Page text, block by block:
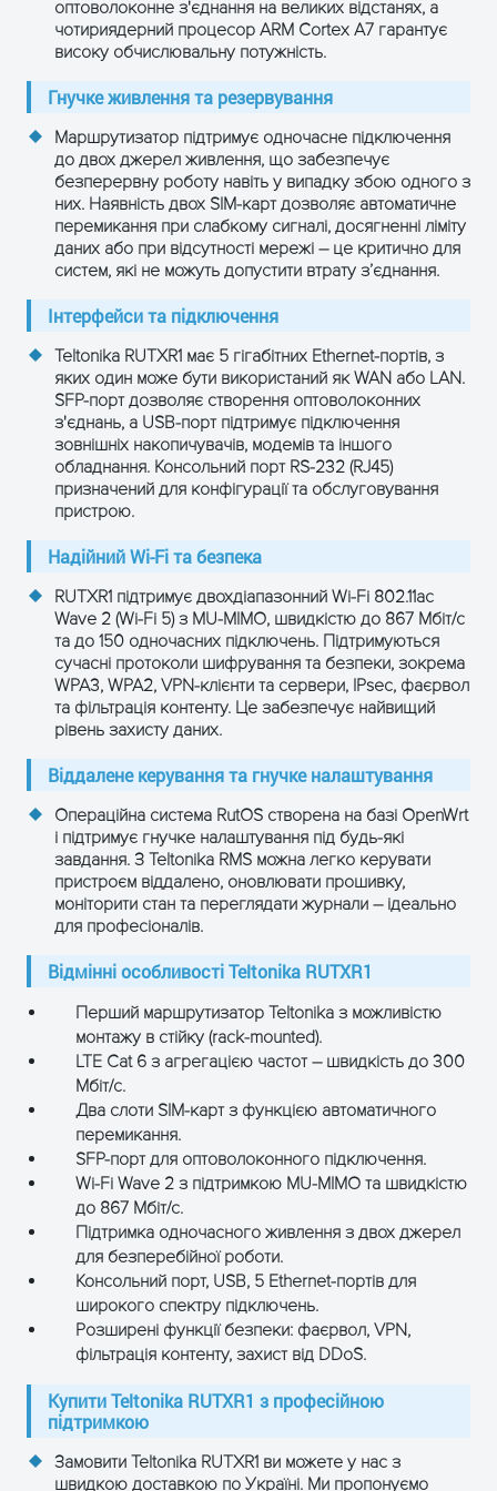
оптоволоконне з'єднання на великих відстанях, а
чотириядерний процесор ARM Cortex A7 гарантує
високу обчислювальну потужність.
Гнучке живлення та резервування
Маршрутизатор підтримує одночасне підключення
до двох джерел живлення, що забезпечує
безперервну роботу навіть у випадку збою одного з
них. Наявність двох SIM-карт дозволяє автоматичне
перемикання при слабкому сигналі, досягненні ліміту
даних або при відсутності мережі – це критично для
систем, які не можуть допустити втрату з’єднання.
Інтерфейси та підключення
Teltonika RUTXR1 має 5 гігабітних Ethernet-портів, з
яких один може бути використаний як WAN або LAN.
SFP-порт дозволяє створення оптоволоконних
з'єднань, а USB-порт підтримує підключення
зовнішніх накопичувачів, модемів та іншого
обладнання. Консольний порт RS-232 (RJ45)
призначений для конфігурації та обслуговування
пристрою.
Надійний Wi-Fi та безпека
RUTXR1 підтримує двохдіапазонний Wi-Fi 802.11ac
Wave 2 (Wi-Fi 5) з MU-MIMO, швидкістю до 867 Мбіт/с
та до 150 одночасних підключень. Підтримуються
сучасні протоколи шифрування та безпеки, зокрема
WPA3, WPA2, VPN-клієнти та сервери, IPsec, фаєрвол
та фільтрація контенту. Це забезпечує найвищий
рівень захисту даних.
Віддалене керування та гнучке налаштування
Операційна система RutOS створена на базі OpenWrt
і підтримує гнучке налаштування під будь-які
завдання. З Teltonika RMS можна легко керувати
пристроєм віддалено, оновлювати прошивку,
моніторити стан та переглядати журнали – ідеально
для професіоналів.
Відмінні особливості Teltonika RUTXR1
Перший маршрутизатор Teltonika з можливістю
монтажу в стійку (rack-mounted).
LTE Cat 6 з агрегацією частот – швидкість до 300
Мбіт/с.
Два слоти SIM-карт з функцією автоматичного
перемикання.
SFP-порт для оптоволоконного підключення.
Wi-Fi Wave 2 з підтримкою MU-MIMO та швидкістю
до 867 Мбіт/с.
Підтримка одночасного живлення з двох джерел
для безперебійної роботи.
Консольний порт, USB, 5 Ethernet-портів для
широкого спектру підключень.
Розширені функції безпеки: фаєрвол, VPN,
фільтрація контенту, захист від DDoS.
Купити Teltonika RUTXR1 з професійною
підтримкою
Замовити Teltonika RUTXR1 ви можете у нас з
швидкою доставкою по Україні. Ми пропонуємо
стандарти
Fi 5 (802.11ac)
Світлові
індикатори
мережі (×2), Сигнал мобільної
мережі (×3), Активність SIM
(×2), Ethernet (×10), Консоль
(RX - жовтий, TX - зелений),
Живлення (×2)
Функції
безпеки
RADIUS, фільтрація URL, MAC-
фільтр
Мережеві
функції
QoS, VPN, DHCP-сервер, DDNS,
Samba, підтримка зовнішніх
пристроїв, VLAN, NAT,
брандмауер, CLI, авто
Режими
роботи
Міст (WDS), Точка доступу
Робоча
температура
-40…+70 °C
Вологість 10–90% (без конденсації)
Живлення
Зовнішній адаптер 4-pin, 12 В
DC, 1.5 A
Маршрутизатор, 2× LTE
антени, 2× Wi-Fi антени,
комплект для монтажу у
голка для SIM, блок живлення,
Ethernet-кабель, QSG, буклет
RMS
Колір
Розміри
Вага 1050 г
ЗАЛИШТЕ ЗАЯВКУ
і отримайте консультацію